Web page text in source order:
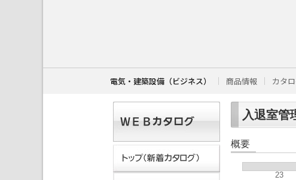
電気・建築設備（ビジネス） 商品情報 カタ
入退室管
概要
23